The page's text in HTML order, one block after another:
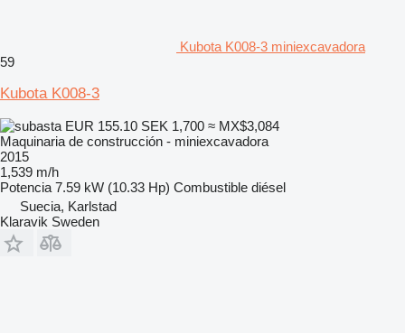
Kubota K008-3 miniexcavadora
59
Kubota K008-3
EUR 155.10 SEK 1,700 ≈ MX$3,084
Maquinaria de construcción - miniexcavadora
2015
1,539 m/h
Potencia 7.59 kW (10.33 Hp) Combustible diésel
Suecia, Karlstad
Klaravik Sweden